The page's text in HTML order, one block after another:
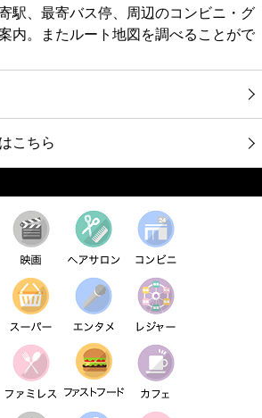
駅、最寄バス停、周辺のコンビニ・グ
内。またルート地図を調べることがで
こちら